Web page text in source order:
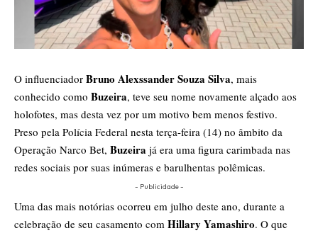
O influenciador Bruno Alexssander Souza Silva, mais
conhecido como Buzeira, teve seu nome novamente alçado aos
holofotes, mas desta vez por um motivo bem menos festivo.
Preso pela Polícia Federal nesta terça-feira (14) no âmbito da
Operação Narco Bet, Buzeira já era uma figura carimbada nas
redes sociais por suas inúmeras e barulhentas polêmicas.
- Publicidade -
Uma das mais notórias ocorreu em julho deste ano, durante a
celebração de seu casamento com Hillary Yamashiro. O que